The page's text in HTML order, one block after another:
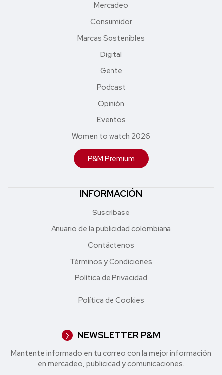
Mercadeo
Consumidor
Marcas Sostenibles
Digital
Gente
Podcast
Opinión
Eventos
Women to watch 2026
P&M Premium
INFORMACIÓN
Suscríbase
Anuario de la publicidad colombiana
Contáctenos
Términos y Condiciones
Política de Privacidad
Política de Cookies
NEWSLETTER P&M
Mantente informado en tu correo con la mejor in formación
en mercadeo, publicidad y comunicaciones.